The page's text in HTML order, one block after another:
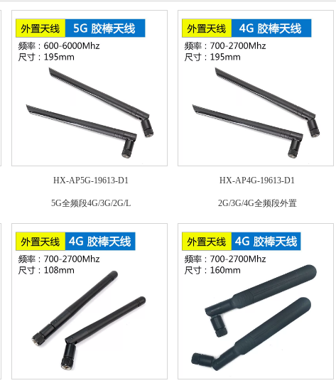
HX-AP5G-19613-D1
5G全频段4G/3G/2G/L
HX-AP4G-19613-D1
2G/3G/4G全频段外置